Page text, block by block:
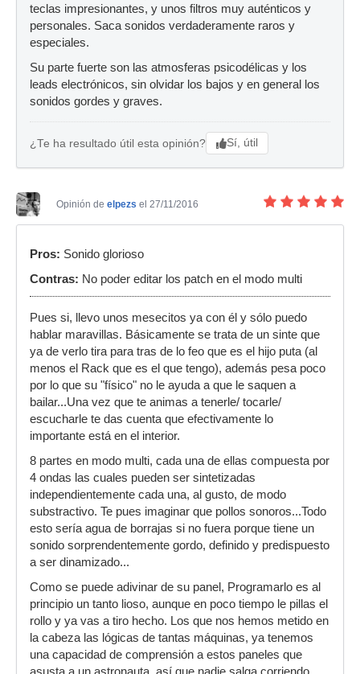
teclas impresionantes, y unos filtros muy auténticos y
personales. Saca sonidos verdaderamente raros y
especiales.
Su parte fuerte son las atmosferas psicodélicas y los
leads electrónicos, sin olvidar los bajos y en general los
sonidos gordes y graves.
¿Te ha resultado útil esta opinión? Sí, útil
Opinión de elpezs el 27/11/2016
Pros: Sonido glorioso
Contras: No poder editar los patch en el modo multi
Pues si, llevo unos mesecitos ya con él y sólo puedo
hablar maravillas. Básicamente se trata de un sinte que
ya de verlo tira para tras de lo feo que es el hijo puta (al
menos el Rack que es el que tengo), además pesa poco
por lo que su "físico" no le ayuda a que le saquen a
bailar...Una vez que te animas a tenerle/ tocarle/
escucharle te das cuenta que efectivamente lo
importante está en el interior.
8 partes en modo multi, cada una de ellas compuesta por
4 ondas las cuales pueden ser sintetizadas
independientemente cada una, al gusto, de modo
substractivo. Te pues imaginar que pollos sonoros...Todo
esto sería agua de borrajas si no fuera porque tiene un
sonido sorprendentemente gordo, definido y predispuesto
a ser dinamizado...
Como se puede adivinar de su panel, Programarlo es al
principio un tanto lioso, aunque en poco tiempo le pillas el
rollo y ya vas a tiro hecho. Los que nos hemos metido en
la cabeza las lógicas de tantas máquinas, ya tenemos
una capacidad de comprensión a estos paneles que